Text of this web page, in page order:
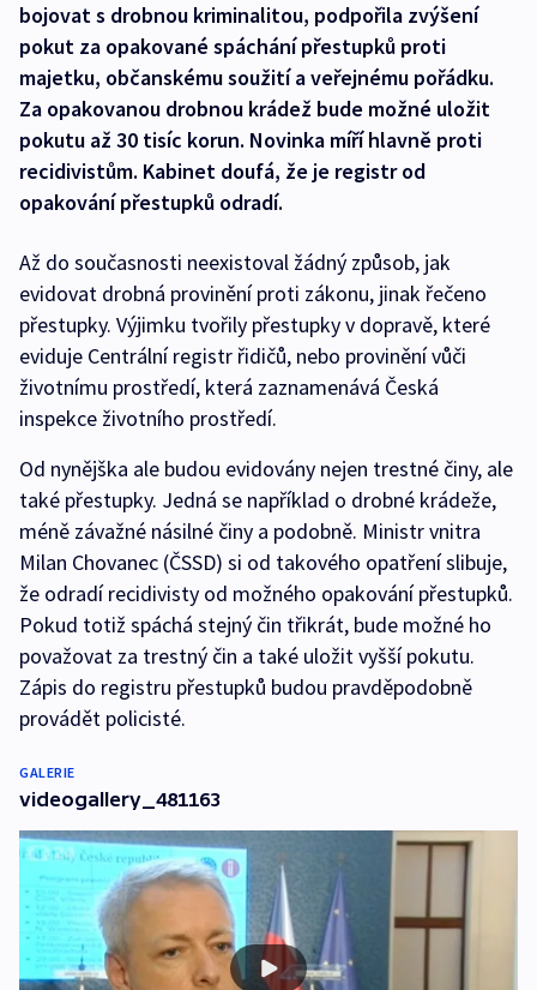
bojovat s drobnou kriminalitou, podpořila zvýšení
pokut za opakované spáchání přestupků proti
majetku, občanskému soužití a veřejnému pořádku.
Za opakovanou drobnou krádež bude možné uložit
pokutu až 30 tisíc korun. Novinka míří hlavně proti
recidivistům. Kabinet doufá, že je registr od
opakování přestupků odradí.
Až do současnosti neexistoval žádný způsob, jak
evidovat drobná provinění proti zákonu, jinak řečeno
přestupky. Výjimku tvořily přestupky v dopravě, které
eviduje Centrální registr řidičů, nebo provinění vůči
životnímu prostředí, která zaznamenává Česká
inspekce životního prostředí.
Od nynějška ale budou evidovány nejen trestné činy, ale
také přestupky. Jedná se například o drobné krádeže,
méně závažné násilné činy a podobně. Ministr vnitra
Milan Chovanec (ČSSD) si od takového opatření slibuje,
že odradí recidivisty od možného opakování přestupků.
Pokud totiž spáchá stejný čin třikrát, bude možné ho
považovat za trestný čin a také uložit vyšší pokutu.
Zápis do registru přestupků budou pravděpodobně
provádět policisté.
GALERIE
videogallery_481163